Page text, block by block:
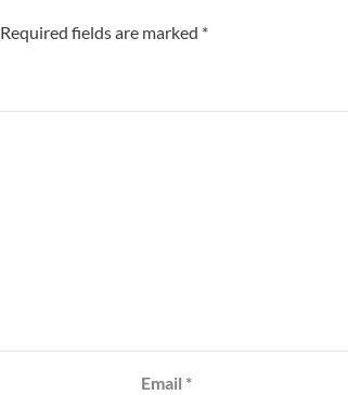
Required fields are marked *
Email *